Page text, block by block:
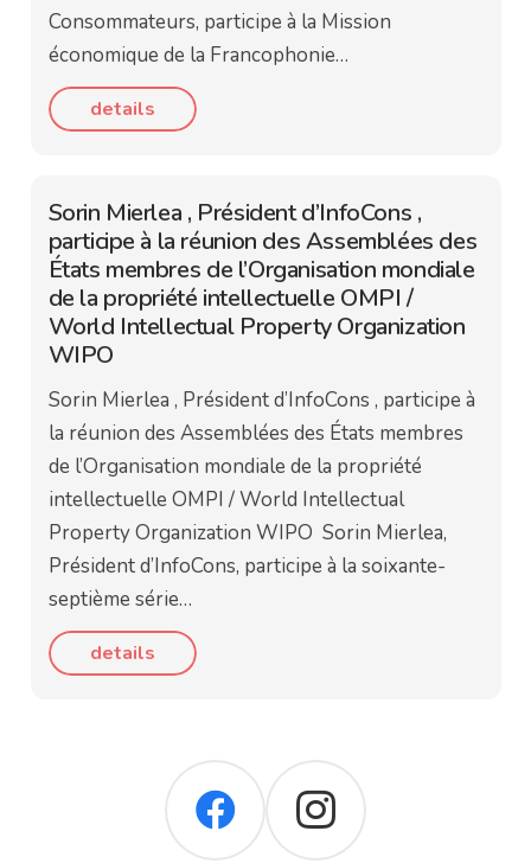
Consommateurs, participe à la Mission
économique de la Francophonie…
details
Sorin Mierlea , Président d’InfoCons ,
participe à la réunion des Assemblées des
États membres de l’Organisation mondiale
de la propriété intellectuelle OMPI /
World Intellectual Property Organization
WIPO
Sorin Mierlea , Président d’InfoCons , participe à
la réunion des Assemblées des États membres
de l’Organisation mondiale de la propriété
intellectuelle OMPI / World Intellectual
Property Organization WIPO Sorin Mierlea,
Président d’InfoCons, participe à la soixante-
septième série…
details